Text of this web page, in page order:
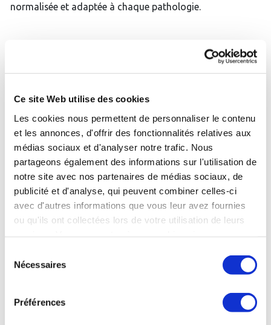
Ce site Web utilise des cookies
Les cookies nous permettent de personnaliser le contenu
et les annonces, d'offrir des fonctionnalités relatives aux
médias sociaux et d'analyser notre trafic. Nous
partageons également des informations sur l'utilisation de
notre site avec nos partenaires de médias sociaux, de
publicité et d'analyse, qui peuvent combiner celles-ci
avec d'autres informations que vous leur avez fournies
ou qu'ils ont collectées lors de votre utilisation de leurs
Nécessaires
Préférences
normalisée et adaptée à chaque pathologie.